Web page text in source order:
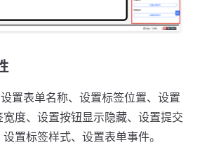
置表单名称、设置标签位置、设置
度、设置按钮显示隐藏、设置提交
置标签样式、设置表单事件。